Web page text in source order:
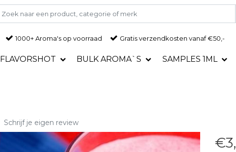
1000+ Aroma's op voorraad Gratisverzendkosten vanaf €50,-
FLAVORSHOT BULK AROMA`S SAMPLES 1ML
Schrijf je eigen review